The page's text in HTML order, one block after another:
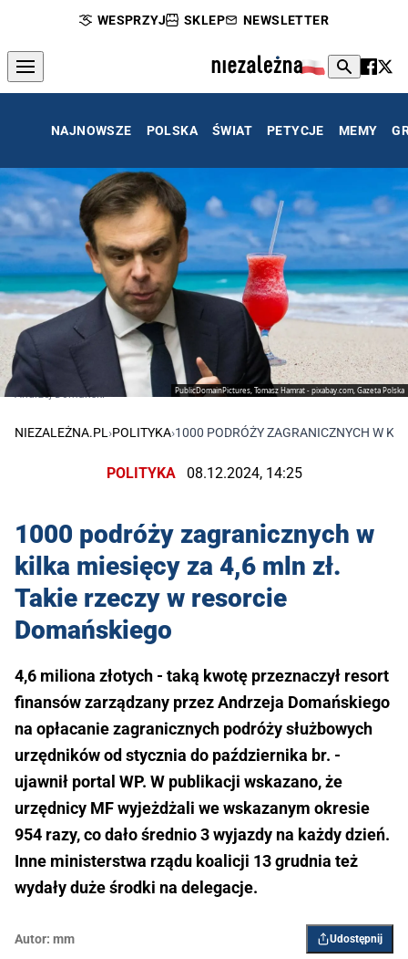
WESPRZYJ SKLEP NEWSLETTER
NAJNOWSZE POLSKA ŚWIAT PETYCJE MEMY
PublicDomainPictures, Tomasz Hamrat - pixabay.com, Gazeta Polska
Andrzej Domański
NIEZALEŻNA.PL ›POLITYKA›1000 PODRÓŻY ZAGRANICZNYCH W
POLITYKA 08.12.2024, 14:25
1000 podróży zagranicznych w
kilka miesięcy za 4,6 mln zł.
Takie rzeczy w resorcie
Domańskiego
4,6 miliona złotych - taką kwotę przeznaczył resort
finansów zarządzany przez Andrzeja Domańskiego
na opłacanie zagranicznych podróży służbowych
urzędników od stycznia do października br. -
ujawnił portal WP. W publikacji wskazano, że
urzędnicy MF wyjeżdżali we wskazanym okresie
954 razy, co dało średnio 3 wyjazdy na każdy dzień.
Inne ministerstwa rządu koalicji 13 grudnia też
wydały duże środki na delegacje.
Autor: mm Udostępnij